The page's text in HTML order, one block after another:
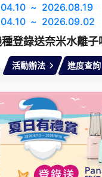
~ 2026.08.19
~ 2026.09.02
登錄送奈米水離子
活動辦法 進度查詢